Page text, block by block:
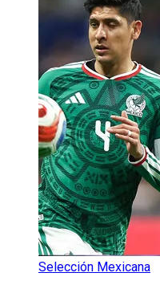
Selección Mexicana